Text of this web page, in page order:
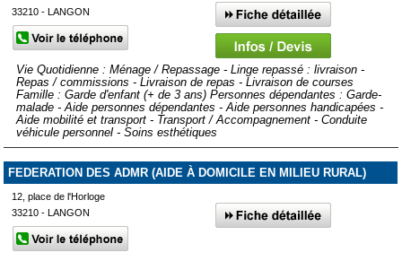
33210 - LANGON
Vie Quotidienne : Ménage / Repassage - Linge repassé : livraison -
Repas / commissions - Livraison de repas - Livraison de courses
Famille : Garde d'enfant (+ de 3 ans) Personnes dépendantes : Garde-
malade - Aide personnes dépendantes - Aide personnes handicapées -
Aide mobilité et transport - Transport / Accompagnement - Conduite
véhicule personnel - Soins esthétiques
FEDERATION DES ADMR (AIDE À DOMICILE EN MILIEU RURAL)
12, place de l'Horloge
33210 - LANGON